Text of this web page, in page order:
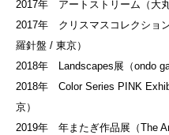
2017年 アートストリーム（大
2017年 クリスマスコレクショ
羅針盤 / 東京）
2018年 Landscapes展（ondo
2018年 Color Series PINK
京）
2019年 年またぎ作品展（The